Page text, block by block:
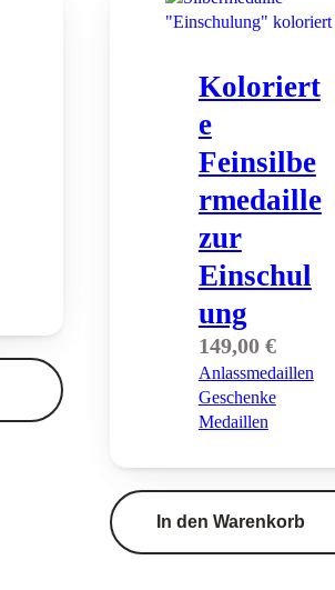
Koloriert
e
Feinsilbe
rmedaille
zur
Einschul
ung
149,00 €
Anlassmedaillen
Geschenke
Medaillen
In den Warenkorb